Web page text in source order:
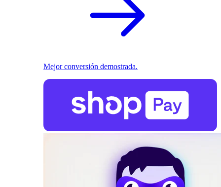
Mejor conversión demostrada.